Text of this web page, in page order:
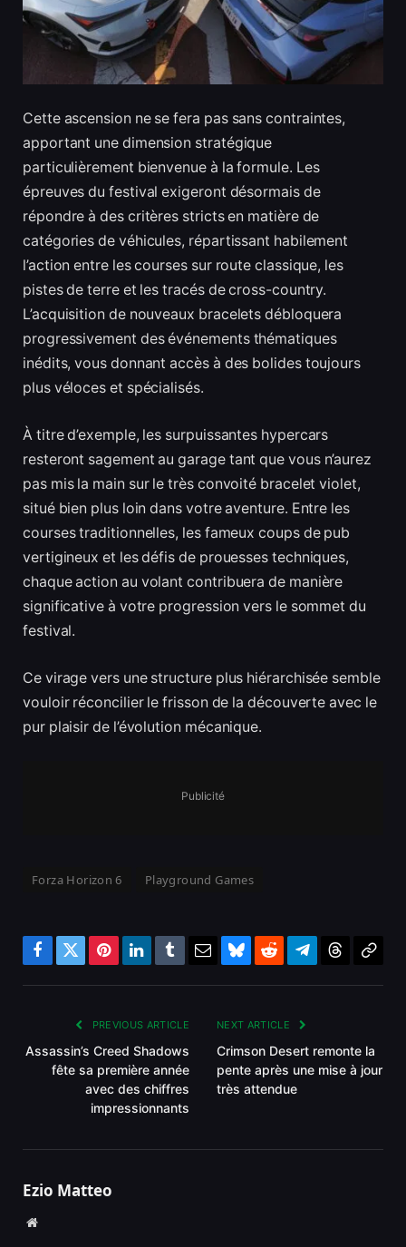
Cette ascension ne se fera pas sans contraintes,
apportant une dimension stratégique
particulièrement bienvenue à la formule. Les
épreuves du festival exigeront désormais de
répondre à des critères stricts en matière de
catégories de véhicules, répartissant habilement
l’action entre les courses sur route classique, les
pistes de terre et les tracés de cross-country.
L’acquisition de nouveaux bracelets débloquera
progressivement des événements thématiques
inédits, vous donnant accès à des bolides toujours
plus véloces et spécialisés.
À titre d’exemple, les surpuissantes hypercars
resteront sagement au garage tant que vous n’aurez
pas mis la main sur le très convoité bracelet violet,
situé bien plus loin dans votre aventure. Entre les
courses traditionnelles, les fameux coups de pub
vertigineux et les défis de prouesses techniques,
chaque action au volant contribuera de manière
significative à votre progression vers le sommet du
festival.
Ce virage vers une structure plus hiérarchisée semble
vouloir réconcilier le frisson de la découverte avec le
pur plaisir de l’évolution mécanique.
Publicité
Forza Horizon 6 Playground Games
Facebook
TwitterPinterestLinkedInTumblrEmailBlueskyRedditTelegram
PREVIOUS ARTICLE
Assassin’s Creed Shadows
fête sa première année
avec des chiffres
impressionnants
NEXT ARTICLE
Crimson Desert remonte la
pente après une mise à jour
très attendue
Ezio Matteo
Website